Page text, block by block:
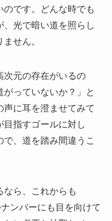
です。どんな時でも
、光で暗い道を照らし
せん。
次元の存在がいるの
っていないか？」と
に耳を澄ませてみて
目指すゴールに対し
、道を踏み間違うこ
なら、これからも
ンバーにも目を向けて